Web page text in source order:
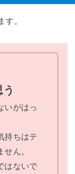
。
いがはっ
持ちはテ
ん。
はないで